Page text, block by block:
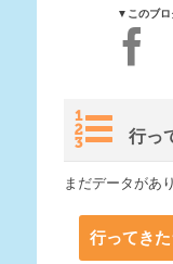
▼このブロ
行っ
まだデータがあ
行ってき